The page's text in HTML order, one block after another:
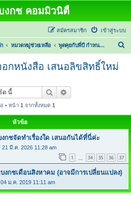
งกช คอมมิวนิตี้
เข้าสู่ระบบ
สมัครสมาชิก
หมวดหมู่ช่วยเหลือ พูดคุยกับพี่บี กำหนดออกหนังสือ เสนอลิขสิทธิ์ใหม่
กหนังสือ เสนอลิขสิทธิ์ใหม่
ค้นหา
• หน้า 1 จากทั้งหมด 1
หัวข้อ
กชจัดทำเรื่องใด เสนอกันได้ที่นี่ค่ะ
21 มี.ค. 2026 11:28 am
1 34 35 36 37
งกชเดือนสิงหาคม (อาจมีการเปลี่ยนแปลง)
ม.ค. 2019 11:11 am